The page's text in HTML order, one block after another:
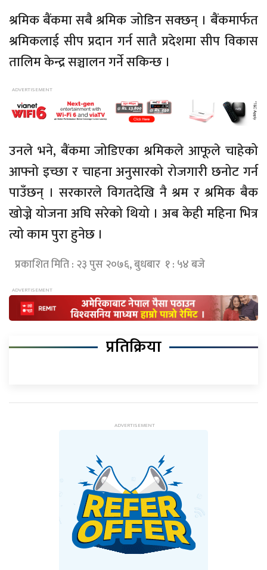
श्रमिक बैंकमा सबै श्रमिक जोडिन सक्छन् । बैंकमार्फत
श्रमिकलाई सीप प्रदान गर्न सातै प्रदेशमा सीप विकास
तालिम केन्द्र सञ्चालन गर्ने सकिन्छ ।
उनले भने, बैंकमा जोडिएका श्रमिकले आफूले चाहेको
आफ्नो इच्छा र चाहना अनुसारको रोजगारी छनोट गर्न
पाउँछन् । सरकारले विगतदेखि नै श्रम र श्रमिक बैक
खोज्ने योजना अघि सरेको थियो । अब केही महिना भित्र
त्यो काम पुरा हुनेछ ।
प्रकाशित मिति : २३ पुस २०७६, बुधबार १ : ५४ बजे
प्रतिक्रिया